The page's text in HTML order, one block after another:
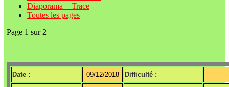
Diaporama + Trace
Toutes les pages
Page 1 sur 2
Date : 09/12/2018 Difficulté :